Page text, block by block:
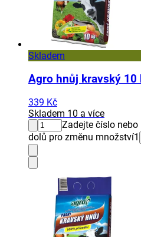
Skladem
Agro hnůj kravský 10
339 Kč
Skladem 10 a více
Zadejte číslo
dolů pro změnu množství1